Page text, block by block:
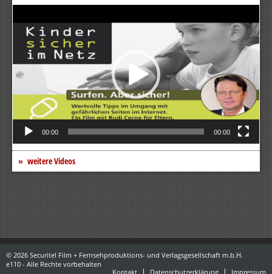
Video-
00:00 00:00
weitere Videos
© 2026 Securitel Film + Fernsehproduktions- und Verlagsgesellschaft m.b.H.
e110 - Alle Rechte vorbehalten
Kontakt
Datenschutzerklärung Impressum